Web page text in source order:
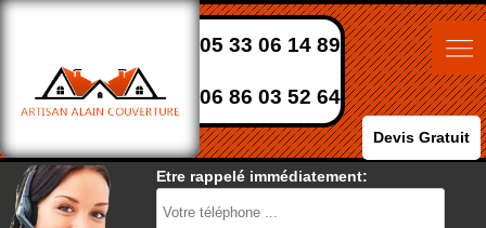
05 33 06 14 89
06 86 03 52 64
Devis Gratuit
Etre rappelé immédiatement: